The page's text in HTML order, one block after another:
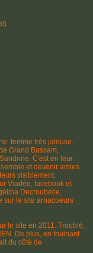
femme très jalouse.
Grand Bassam,
C'est en leur
et devenir amies
visiblement.
Viadéo, facebook et
Decroubelle,
sur le site arnacoeurs
le site en 2011. Troublé,
De plus, en fouinant
du côté de